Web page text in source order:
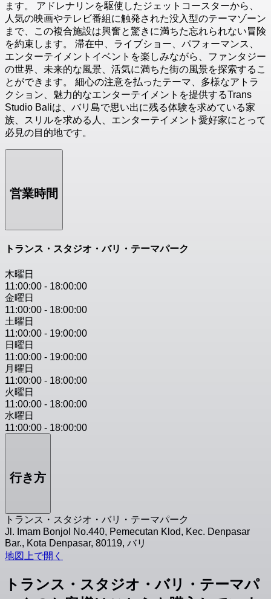
ます。 アドレナリンを駆使したジェットコースターから、
人気の映画やテレビ番組に触発された没入型のテーマゾーン
まで、この複合施設は興奮と驚きに満ちた忘れられない冒険
を約束します。 滞在中、ライブショー、パフォーマンス、
エンターテイメントイベントを楽しみながら、ファンタジー
の世界、未来的な風景、活気に満ちた街の風景を探索するこ
とができます。 細心の注意を払ったテーマ、多様なアトラ
クション、魅力的なエンターテイメントを提供するTrans
Studio Baliは、バリ島で思い出に残る体験を求めている家
族、スリルを求める人、エンターテイメント愛好家にとって
必見の目的地です。
営業時間
トランス・スタジオ・バリ・テーマパーク
木曜日
11:00:00 - 18:00:00
金曜日
11:00:00 - 18:00:00
土曜日
11:00:00 - 19:00:00
日曜日
11:00:00 - 19:00:00
月曜日
11:00:00 - 18:00:00
火曜日
11:00:00 - 18:00:00
水曜日
11:00:00 - 18:00:00
行き方
トランス・スタジオ・バリ・テーマパーク
Jl. Imam Bonjol No.440, Pemecutan Klod, Kec. Denpasar
Bar., Kota Denpasar, 80119, バリ
地図上で開く
トランス・スタジオ・バリ・テーマパ